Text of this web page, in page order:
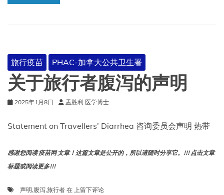
声
明
旅行疫苗 PHAC-加拿大公共卫生署
关于旅行者腹泻的声明
2025年1月8日 孟胜利 医学博士
Statement on Travellers’ Diarrhea 咨询委员会声明 热带
感谢您阅读 疫苗网 文章！这篇文章是公开的，所以请随时分享它。!!! 点击文章
标题或阅读更多!!!
声明,腹泻,旅行者 在 关
上留下评论